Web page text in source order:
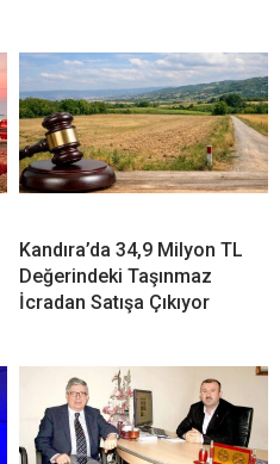
Kandıra’da 34,9 Milyon TL
Değerindeki Taşınmaz
İcradan Satışa Çıkıyor